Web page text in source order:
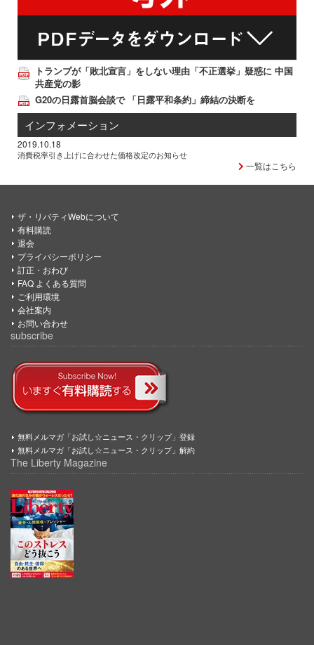
トランプが「敗北宣言」をしない理由「不正選挙」疑惑に 中国
共産党の影
G20の日露首脳会談で 「日露平和条約」締結の決断を
インフォメーション
2019.10.18
消費税率引き上げに合わせた価格改定のお知らせ
一覧はこちら
ザ・リバティWebについて
有料購読
退会
プライバシーポリシー
訂正・おわび
FAQ よくある質問
ご利用環境
会社案内
お問い合わせ
subscribe
無料メルマガ「お試し☆ニュース・クリップ」登録
無料メルマガ「お試し☆ニュース・クリップ」解約
The Liberty Magazine